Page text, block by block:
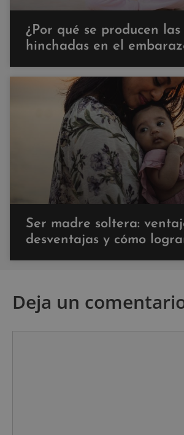
¿Por qué se producen
hinchadas en el
Ser madre soltera:
desventajas y cómo
Deja un